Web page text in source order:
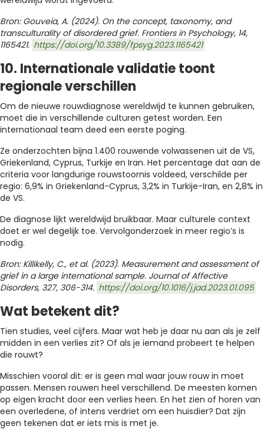
Bron: Gouveia, A. (2024). On the concept, taxonomy, and
transculturality of disordered grief. Frontiers in Psychology, 14,
1165421. https://doi.org/10.3389/fpsyg.2023.1165421
10. Internationale validatie toont
regionale verschillen
Om de nieuwe rouwdiagnose wereldwijd te kunnen gebruiken,
moet die in verschillende culturen getest worden. Een
internationaal team deed een eerste poging.
Ze onderzochten bijna 1.400 rouwende volwassenen uit de VS,
Griekenland, Cyprus, Turkije en Iran. Het percentage dat aan de
criteria voor langdurige rouwstoornis voldeed, verschilde per
regio: 6,9% in Griekenland-Cyprus, 3,2% in Turkije-Iran, en 2,8% in
de VS.
De diagnose lijkt wereldwijd bruikbaar. Maar culturele context
doet er wel degelijk toe. Vervolgonderzoek in meer regio’s is
nodig.
Bron: Killikelly, C., et al. (2023). Measurement and assessment of
grief in a large international sample. Journal of Affective
Disorders, 327, 306-314. https://doi.org/10.1016/j.jad.2023.01.095
Wat betekent dit?
Tien studies, veel cijfers. Maar wat heb je daar nu aan als je zelf
midden in een verlies zit? Of als je iemand probeert te helpen
die rouwt?
Misschien vooral dit: er is geen mal waar jouw rouw in moet
passen. Mensen rouwen heel verschillend. De meesten komen
op eigen kracht door een verlies heen. En het zien of horen van
een overledene, of intens verdriet om een huisdier? Dat zijn
geen tekenen dat er iets mis is met je.